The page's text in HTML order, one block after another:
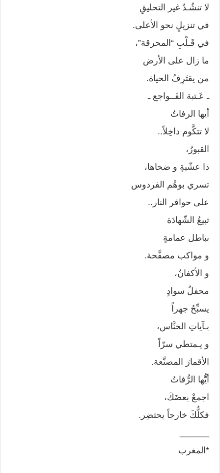
لا تنشُـدُ غير التحليقِ
في تنزيلٍ نحو الأعلى.
في قَـلْبِ “المحرقة”،
ما زال على الأرض
من يقتَرِفُ الحياة.
ـ عَـتبة الفَــواجع ـ
أيها الرفاتُ
لا تتكَّوم داخِلاً..
القبورُ،
ذا عشّيةٍ و ضحاها،
تسري بوهْم الفردوس
على حوافر النار..
تبيعُ الشّهادَة
بباطل عمامةٍ
و مواكب مصفَّحة.
و الأكفانُ،
محفلُ سوادٍ
يسبِّحُ جهراً
بـآياتِ الخنَّاس،
و يـمتطي سرّاً
الأقمارَ المصنَّعة.
أيُّها الرُّفاتُ
اجمعْ بعضَكَ،
فكلُّكَ خارجاً يحتضِر.
*المغرب